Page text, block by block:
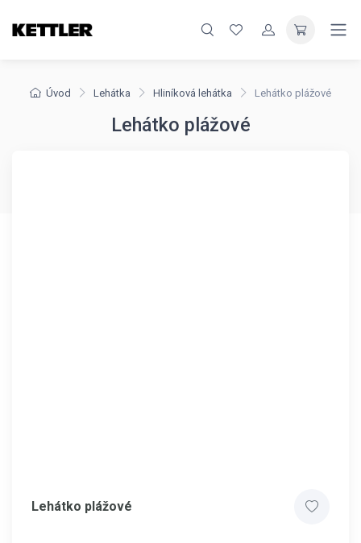
Úvod Lehátka Hliníková lehátka Lehátko plážové
Lehátko plážové
Lehátko plážové